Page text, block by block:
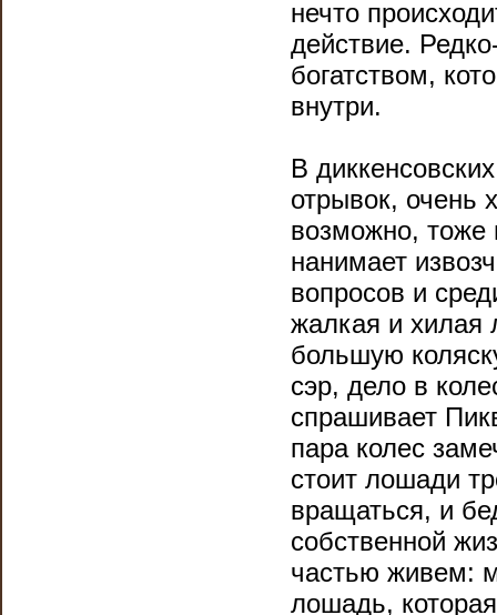
нечто
действие.
богатством,
внутри.
В
отрывок,
возможно, тоже
нанимает
вопросов и
жалкая и хилая
большую
сэр, дело в
спрашивает
пара колес
стоит лошади
вращаться, и
собственной
частью живем:
лошадь,